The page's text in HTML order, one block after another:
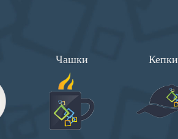
Чашки Кепки